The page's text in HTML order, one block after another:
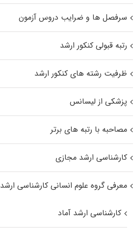
سرفصل ها و ضرایب دروس آزمون
رتبه قبولی کنکور ارشد
ظرفیت رشته های کنکور ارشد
پزشکی از لیسانس
مصاحبه با رتبه های برتر
کارشناسی ارشد مجازی
معرفی گروه علوم انسانی کارشناسی ارشد
کارشناسی ارشد آماد